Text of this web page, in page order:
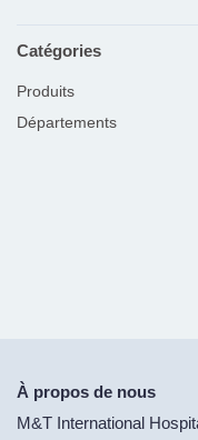
Catégories
produits
départements
À propos de nous
M&T International